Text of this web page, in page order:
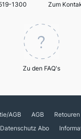
1300 Zum
Zu den FAQ's
AGB AGB Retouren
Datenschutz Abo